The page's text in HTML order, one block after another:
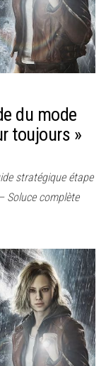
du mode
toujours »
stratégique étape
Soluce complète